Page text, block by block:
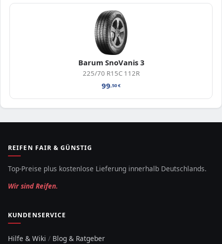
Barum SnoVanis 3
225/70 R15C 112R
99,50€
REIFEN FAIR & GÜNSTIG
Top-Preise plus kostenlose Lieferung innerhalb Deutschlands.
Wir sind Reifen.
KUNDENSERVICE
Hilfe & Wiki / Blog & Ratgeber